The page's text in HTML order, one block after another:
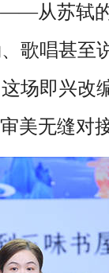
从苏轼
歌唱甚至
场即兴改
美无缝对